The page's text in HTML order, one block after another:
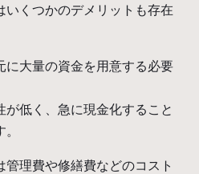
いくつかのデメリットも存在
に大量の資金を用意する必要
が低く、急に現金化すること
管理費や修繕費などのコスト